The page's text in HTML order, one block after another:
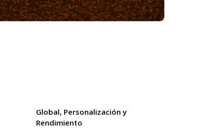
Global, Personalización y
Rendimiento